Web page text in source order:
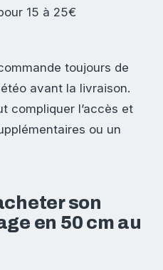
15 à 25€
toujours de
avant la livraison.
compliquer l’accès et
ou un
son
en 50 cm au